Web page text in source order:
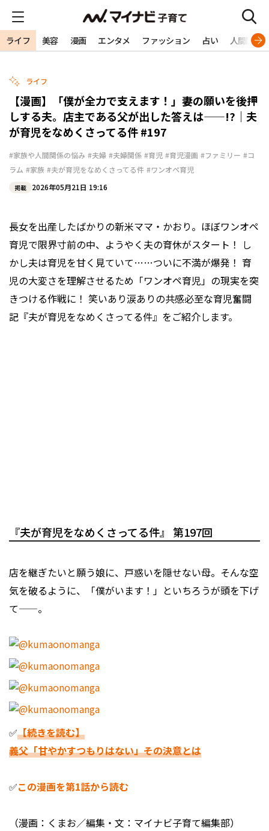
ライフ 美容 漫画 エンタメ ファッション 占い 人間関係
ライフ
【漫画】「僕が全力で支えます！」妻の願いを後押
しする夫。店主である父が出した答えは——!?｜夫
が育児をなめくさってる件 #197
#家族や人間関係の悩み #夫婦 #夫婦関係 #育児 #育児漫画 #ファミリー #コ
ラム #家族 #夫が育児をなめくさってる件 #ワンオペ育児
掲載 2026年05月21日 19:16
長女を出産したばかりの新米ママ・かおり。ほぼワンオペ
育児で限界寸前の中、ようやく夫の育休がスタート！ し
かし夫は育児を甘く見ていて……ついに不満が爆発！ 育
児の大変さを理解させるため「ワンオペ育児」の現実を突
きつける作戦に！ 笑いあり涙ありの共感必至な育児奮闘
記『夫が育児をなめくさってる件』をご紹介します。
『夫が育児をなめくさってる件』 第197回
店を継ぎたいと願う娘に、戸惑いを隠せない母。そんな空
気を破るように、「僕がいます！」といちろうが頭を下げ
て——。
✅【続きを読む】
義父「甘やかすつもりはない」その決意とは
✅この漫画を第1話から読む
（漫画：くまお／編集・文：マイナビ子育て編集部）